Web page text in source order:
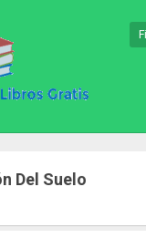
Del Suelo